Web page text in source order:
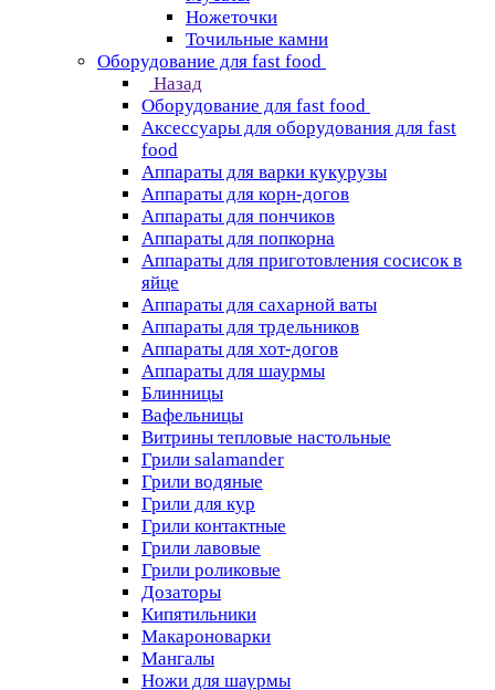
Ножеточки
Точильные камни
Оборудование для fast food
Назад
Оборудование для fast food
Аксессуары для оборудования для fast
food
Аппараты для варки кукурузы
Аппараты для корн-догов
Аппараты для пончиков
Аппараты для попкорна
Аппараты для приготовления сосисок в
яйце
Аппараты для сахарной ваты
Аппараты для трдельников
Аппараты для хот-догов
Аппараты для шаурмы
Блинницы
Вафельницы
Витрины тепловые настольные
Грили salamander
Грили водяные
Грили для кур
Грили контактные
Грили лавовые
Грили роликовые
Дозаторы
Кипятильники
Макароноварки
Мангалы
Ножи для шаурмы